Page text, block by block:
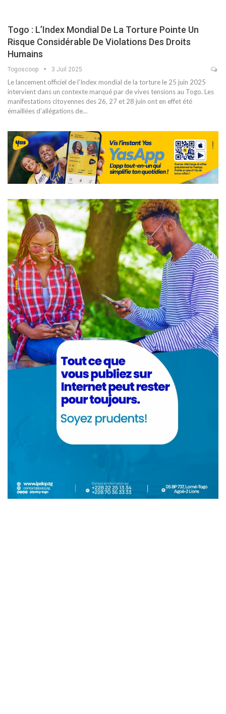
Togo : L’Index Mondial De La Torture Pointe Un
Risque Considérable De Violations Des Droits
Humains
Togoscoop 3 Juil 2025
Le lancement officiel de l’Index mondial de la torture le 25 juin 2025
intervient dans un contexte marqué par de vives tensions au Togo. Les
manifestations citoyennes des 26, 27 et 28 juin ont en effet été
émaillées d’allégations de…